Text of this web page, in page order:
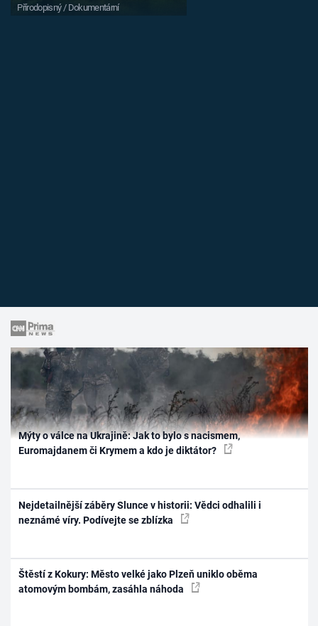
Přírodopisný / Dokumentární
Mýty o válce na Ukrajině: Jak to bylo s nacismem,
Euromajdanem či Krymem a kdo je diktátor?
Nejdetailnější záběry Slunce v historii: Vědci odhalili i
neznámé víry. Podívejte se zblízka
Štěstí z Kokury: Město velké jako Plzeň uniklo oběma
atomovým bombám, zasáhla náhoda